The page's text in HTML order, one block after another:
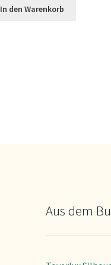
In den Warenkorb
Aus dem